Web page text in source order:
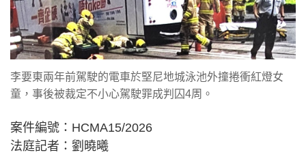
李要東兩年前駕駛的電車於堅尼地城泳池外撞捲衝紅燈女
童，事後被裁定不小心駕駛罪成判囚4周。
案件編號：HCMA15/2026
法庭記者：劉曉曦